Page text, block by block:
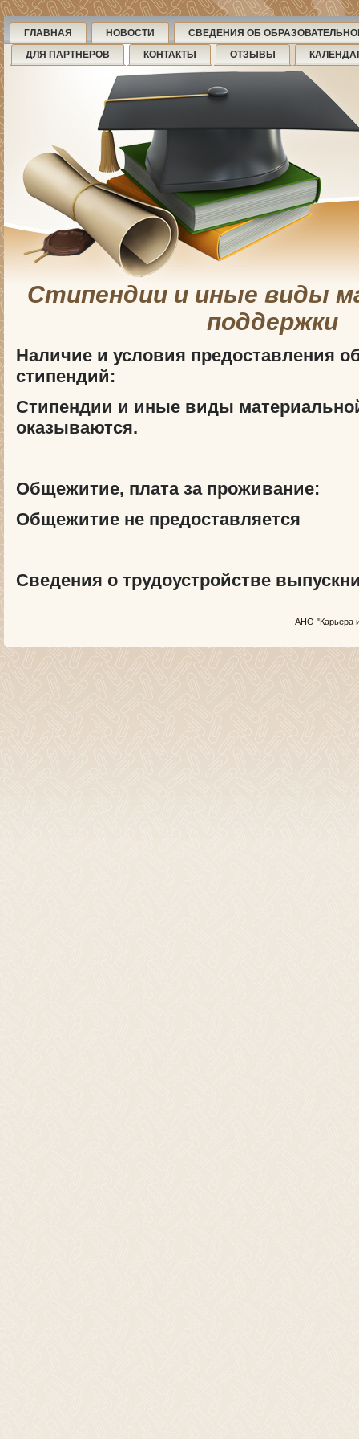
ГЛАВНАЯ НОВОСТИ
СВЕДЕНИЯ ОБ
ДЛЯ ПАРТНЕРОВ
КОНТАКТЫ ОТЗЫВЫ
Стипендии и иные виды
поддержки
Наличие и условия предоставления
стипендий:
Стипендии и иные виды
оказываются.
Общежитие, плата за проживание:
Общежитие не предоставляется
Сведения о трудоустройстве
АНО "Карьера